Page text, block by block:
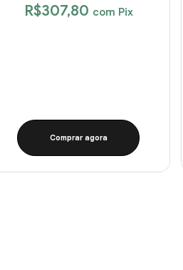
R$307,80 com Pix
Comprar agora